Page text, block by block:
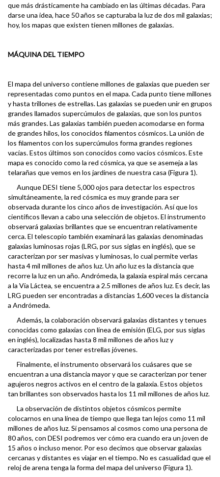
que más drásticamente ha cambiado en las últimas décadas. Para
darse una idea, hace 50 años se capturaba la luz de dos mil galaxias;
hoy, los mapas que existen tienen millones de galaxias.
MÁQUINA DEL TIEMPO
El mapa del universo contiene millones de galaxias que pueden ser
representadas como puntos en el mapa. Cada punto tiene millones
y hasta trillones de estrellas. Las galaxias se pueden unir en grupos
grandes llamados supercúmulos de galaxias, que son los puntos
más grandes. Las galaxias también pueden acomodarse en forma
de grandes hilos, los conocidos filamentos cósmicos. La unión de
los filamentos con los supercúmulos forma grandes regiones
vacías. Estos últimos son conocidos como vacíos cósmicos. Este
mapa es conocido como la red cósmica, ya que se asemeja a las
telarañas que vemos en los jardines de nuestra casa (Figura 1).
Aunque DESI tiene 5,000 ojos para detectar los espectros
simultáneamente, la red cósmica es muy grande para ser
observada durante los cinco años de investigación. Así que los
científicos llevan a cabo una selección de objetos. El instrumento
observará galaxias brillantes que se encuentran relativamente
cerca. El telescopio también examinará las galaxias denominadas
galaxias luminosas rojas (LRG, por sus siglas en inglés), que se
caracterizan por ser masivas y luminosas, lo cual permite verlas
hasta 4 mil millones de años luz. Un año luz es la distancia que
recorre la luz en un año. Andrómeda, la galaxia espiral más cercana
a la Vía Láctea, se encuentra a 2.5 millones de años luz. Es decir, las
LRG pueden ser encontradas a distancias 1,600 veces la distancia
a Andrómeda.
Además, la colaboración observará galaxias distantes y tenues
conocidas como galaxias con línea de emisión (ELG, por sus siglas
en inglés), localizadas hasta 8 mil millones de años luz y
caracterizadas por tener estrellas jóvenes.
Finalmente, el instrumento observará los cuásares que se
encuentran a una distancia mayor y que se caracterizan por tener
agujeros negros activos en el centro de la galaxia. Estos objetos
tan brillantes son observados hasta los 11 mil millones de años luz.
La observación de distintos objetos cósmicos permite
colocarnos en una línea de tiempo que llega tan lejos como 11 mil
millones de años luz. Si pensamos al cosmos como una persona de
80 años, con DESI podremos ver cómo era cuando era un joven de
15 años o incluso menor. Por eso decimos que observar galaxias
cercanas y distantes es viajar en el tiempo. No es casualidad que el
reloj de arena tenga la forma del mapa del universo (Figura 1).